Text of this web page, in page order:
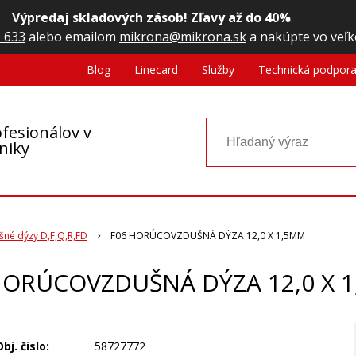
Výpredaj skladových zásob! Zľavy až do 40%.
633 alebo emailom mikrona@mikrona.ska nakúpte vo
v
Blog Linecard Služby Technická podpora
dýzy D,F,Q,R,FD F06 HORÚCOVZDUŠNÁ DÝZA 12,0 X 1,5MM
DÝZA 12,0 X
čislo: 58727772